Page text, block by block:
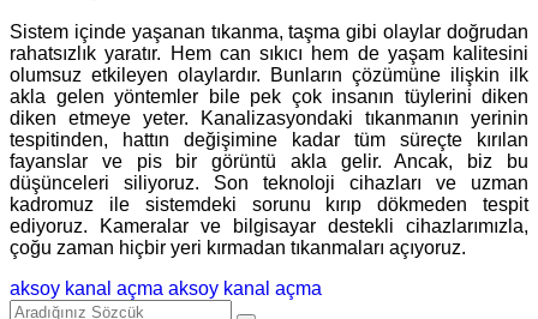
Sistem içinde yaşanan tıkanma, taşma gibi olaylar doğrudan
rahatsızlık yaratır. Hem can sıkıcı hem de yaşam kalitesini
olumsuz etkileyen olaylardır. Bunların çözümüne ilişkin ilk
akla gelen yöntemler bile pek çok insanın tüylerini diken
diken etmeye yeter. Kanalizasyondaki tıkanmanın yerinin
tespitinden, hattın değişimine kadar tüm süreçte kırılan
fayanslar ve pis bir görüntü akla gelir. Ancak, biz bu
düşünceleri siliyoruz. Son teknoloji cihazları ve uzman
kadromuz ile sistemdeki sorunu kırıp dökmeden tespit
ediyoruz. Kameralar ve bilgisayar destekli cihazlarımızla,
çoğu zaman hiçbir yeri kırmadan tıkanmaları açıyoruz.
aksoy kanal açma aksoy kanal açma